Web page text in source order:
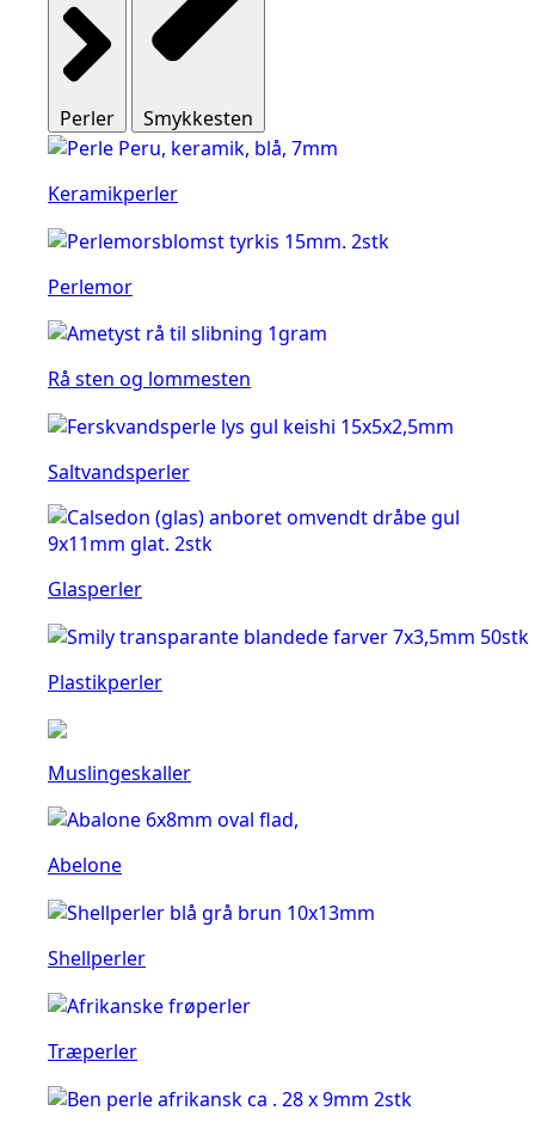
Perler Smykkesten
Keramikperler
Perlemor
Rå sten og lommesten
Saltvandsperler
Glasperler
Plastikperler
Muslingeskaller
Abelone
Shellperler
Træperler